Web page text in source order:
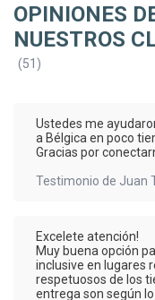
OPINIONES
NUESTROS
(51)
Ustedes me
a Bélgica en poco
Gracias por
Testimonio de Juan
Excelete atención!
Muy buena opción
inclusive en lugares
respetuosos de los
entrega son según